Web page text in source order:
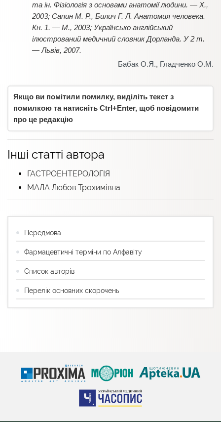
та ін. Фізіологія з основами анатомії людини. — Х.,
2003; Сапин М. Р., Билич Г. Л. Анатомия человека.
Кн. 1. — М., 2003; Українсько англійський
ілюстрований медичний словник Дорланда. У 2 т.
— Львів, 2007.
Бабак О.Я., Гладченко О.М.
Якщо ви помітили помилку, виділіть текст з
помилкою та натисніть Ctrl+Enter, щоб повідомити
про це редакцію
Інші статті автора
ГАСТРОЕНТЕРОЛОГІЯ
МАЛА Любов Трохимівна
Передмова
Фармацевтичні терміни по Алфавіту
Список авторів
Перелік основних скорочень